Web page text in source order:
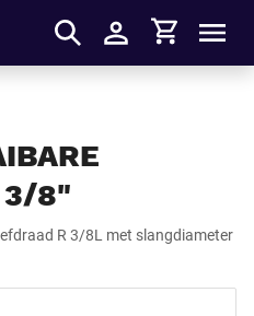
Inloggen
Winkelmandje
3/8"
R 3/8L met slangdiameter